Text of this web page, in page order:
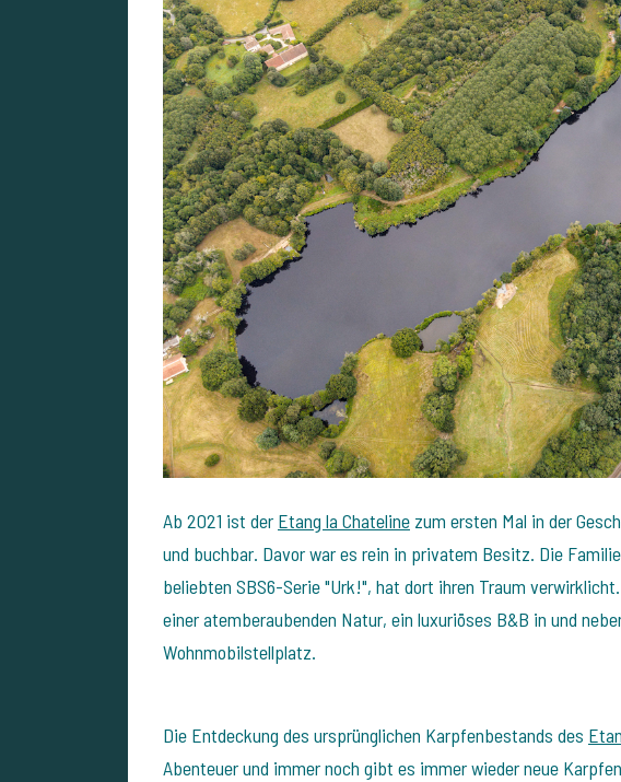
Ab 2021 ist der Etang la Chateline zum ersten Mal in der
und buchbar. Davor war es rein in privatem Besitz. Die
beliebten SBS6-Serie "Urk!", hat dort ihren Traum
einer atemberaubenden Natur, ein luxuriöses B&B in und
Wohnmobilstellplatz.
Die Entdeckung des ursprünglichen Karpfenbestands des
Abenteuer und immer noch gibt es immer wieder neue